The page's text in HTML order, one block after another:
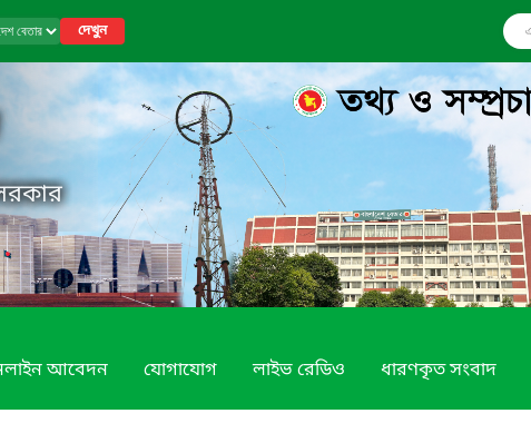
দেখুন
আবেদন যোগাযোগ লাইভ রেডিও ধারণকৃত সংবাদ